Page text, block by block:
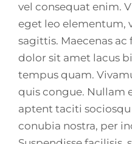
vel consequat enim.
eget leo elementum,
sagittis. Maecenas
dolor sit amet lacus
tempus quam.
quis congue. Nullam
aptent taciti
conubia nostra, per